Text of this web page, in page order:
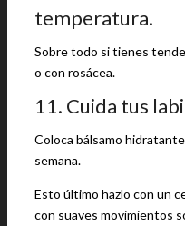
temperatura.
Sobre todo si tienes
o con rosácea.
11. Cuida tus
Coloca bálsamo
semana.
Esto último hazlo con un
con suaves movimientos